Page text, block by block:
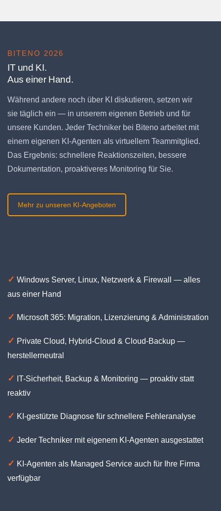
BITENO 2026
IT und KI.
Aus einer Hand.
Während andere noch über KI diskutieren, setzen wir
sie täglich ein — in unserem eigenen Betrieb und für
unsere Kunden. Jeder Techniker bei Biteno arbeitet mit
einem eigenen KI-Agenten als virtuellem Teammitglied.
Das Ergebnis: schnellere Reaktionszeiten, bessere
Dokumentation, proaktiveres Monitoring für Sie.
Mehr zu unseren KI-Angeboten
✓ Windows Server, Linux, Netzwerk & Firewall — alles
aus einer Hand
✓ Microsoft 365: Migration, Lizenzierung & Administration
✓ Private Cloud, Hybrid-Cloud & Cloud-Backup —
herstellerneutral
✓ IT-Sicherheit, Backup & Monitoring — proaktiv statt
reaktiv
✓ KI-gestützte Diagnose für schnellere Fehleranalyse
✓ Jeder Techniker mit eigenem KI-Agenten ausgestattet
✓ KI-Agenten als Managed Service auch für Ihre Firma
verfügbar